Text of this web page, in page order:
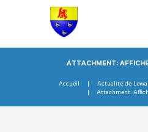
ATTACHMENT:
Accueil Actualité de
Attachment: